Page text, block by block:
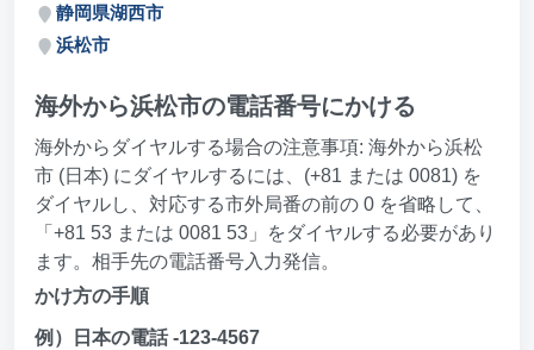
静岡県湖西市
浜松市
海外から浜松市の電話番号にかける
海外からダイヤルする場合の注意事項: 海外から浜松
市 (日本) にダイヤルするには、(+81 または 0081) を
ダイヤルし、対応する市外局番の前の 0 を省略して、
「+81 53 または 0081 53」をダイヤルする必要があり
ます。相手先の電話番号入力発信。
かけ方の手順
例）日本の電話 -123-4567